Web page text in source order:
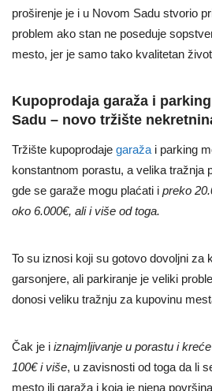
proširenje je i u Novom Sadu stvorio
problem ako stan ne poseduje
mesto, jer je samo tako kvalitetan
Kupoprodaja garaža i
Sadu – novo tržište
Tržište kupoprodaje garaža i parking
konstantnom porastu, a velika tražnja
gde se garaže mogu plaćati i preko
oko 6.000€, ali i više od toga.
To su iznosi koji su gotovo dovoljni za
garsonjere, ali parkiranje je veliki
donosi veliku tražnju za kupovinu
Čak je i iznajmljivanje u porastu i
100€ i više, u zavisnosti od toga da li
mesto ili garaža i koja je njena